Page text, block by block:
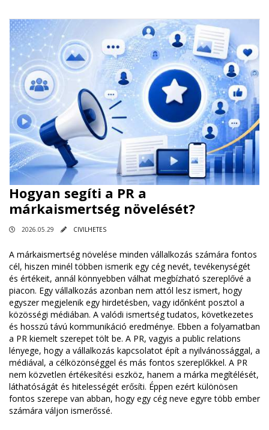
Hogyan segíti a PR a
márkaismertség növelését?
2026.05.29 CIVILHETES
A márkaismertség növelése minden vállalkozás számára fontos
cél, hiszen minél többen ismerik egy cég nevét, tevékenységét
és értékeit, annál könnyebben válhat megbízható szereplővé a
piacon. Egy vállalkozás azonban nem attól lesz ismert, hogy
egyszer megjelenik egy hirdetésben, vagy időnként posztol a
közösségi médiában. A valódi ismertség tudatos, következetes
és hosszú távú kommunikáció eredménye. Ebben a folyamatban
a PR kiemelt szerepet tölt be. A PR, vagyis a public relations
lényege, hogy a vállalkozás kapcsolatot épít a nyilvánossággal, a
médiával, a célközönséggel és más fontos szereplőkkel. A PR
nem közvetlen értékesítési eszköz, hanem a márka megítélését,
láthatóságát és hitelességét erősíti. Éppen ezért különösen
fontos szerepe van abban, hogy egy cég neve egyre több ember
számára váljon ismerőssé.